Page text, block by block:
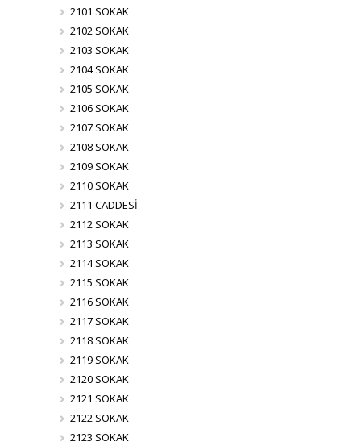
2101 SOKAK
2102 SOKAK
2103 SOKAK
2104 SOKAK
2105 SOKAK
2106 SOKAK
2107 SOKAK
2108 SOKAK
2109 SOKAK
2110 SOKAK
2111 CADDESİ
2112 SOKAK
2113 SOKAK
2114 SOKAK
2115 SOKAK
2116 SOKAK
2117 SOKAK
2118 SOKAK
2119 SOKAK
2120 SOKAK
2121 SOKAK
2122 SOKAK
2123 SOKAK